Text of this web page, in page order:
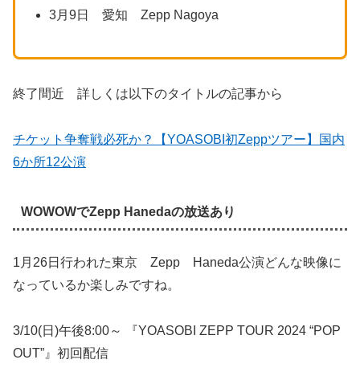
3月9日 愛知 Zepp Nagoya
終了間近 詳しくは以下のタイトルの記事から
チケット争奪戦必死か？【YOASOBI初Zeppツアー】国内
6か所12公演
WOWOWでZepp Hanedaの放送あり
1月26日行われた東京 Zepp Haneda公演どんな映像に
なっているか楽しみですね。
3/10(日)午後8:00～ 『YOASOBI ZEPP TOUR 2024 “POP
OUT”』初回配信